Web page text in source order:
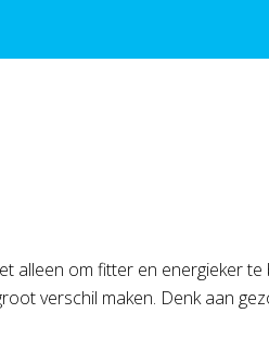
alleen om fitter en energieker
verschil maken. Denk aan